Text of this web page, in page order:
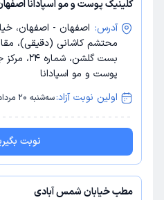
کلینیک پوست و مو اسپادانا
آدرس: اصفهان - اصفهان،
محتشم کاشانی (دقیقی)،
بست گلشن،
پوست و مو اسپادانا
اولین نوبت آزاد:سه‌شنبه 20 مرداد | 08:30
نوبت
مطب خیابان شمس آبادی